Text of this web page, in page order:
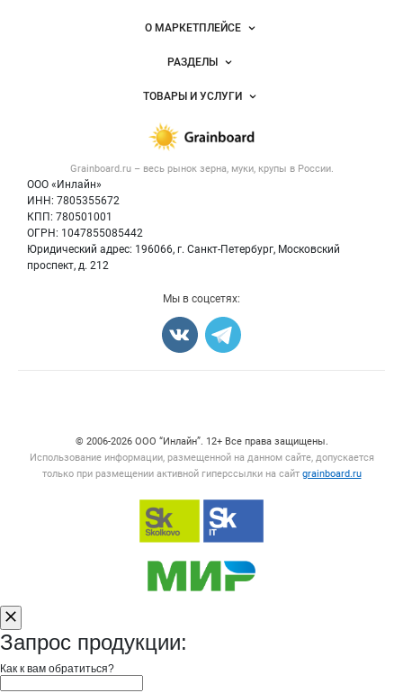
Важные разделы и контакты
Grainboard.ru – весь рынок зерна, муки, крупы в России.
ООО «Инлайн»
ИНН: 7805355672
КПП: 780501001
ОГРН: 1047855085442
Юридический адрес: 196066, г. Санкт-Петербург, Московский
проспект, д. 212
Навигация по сайтуО МАРКЕТПЛЕЙСЕ
Новости Grainboard.ru
Размещение рекламы
Публичная оферта
Контактная информация
Политика обработки персональных данных
РАЗДЕЛЫ
Объявления
Новости рынка
ТОВАРЫ И УСЛУГИ
Крупы
Мука
Мы в соцсетях:
© 2006‑2026 ООО “Инлайн”. 12+ Все права защищены.
Использование информации, размещенной на данном сайте, допускается
только при размещении активной гиперссылки на сайт grainboard.ru
Запрос продукции:
Как к вам обратиться?